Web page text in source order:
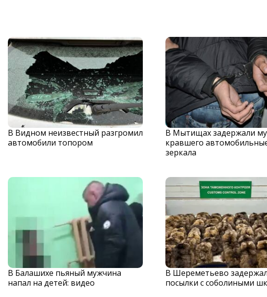
В Видном неизвестный разгромил
автомобили топором
В Мытищах задержали
кравшего
зеркала
В Балашихе пьяный мужчина
напал на детей: видео
В Шереметьево
посылки с соболиными